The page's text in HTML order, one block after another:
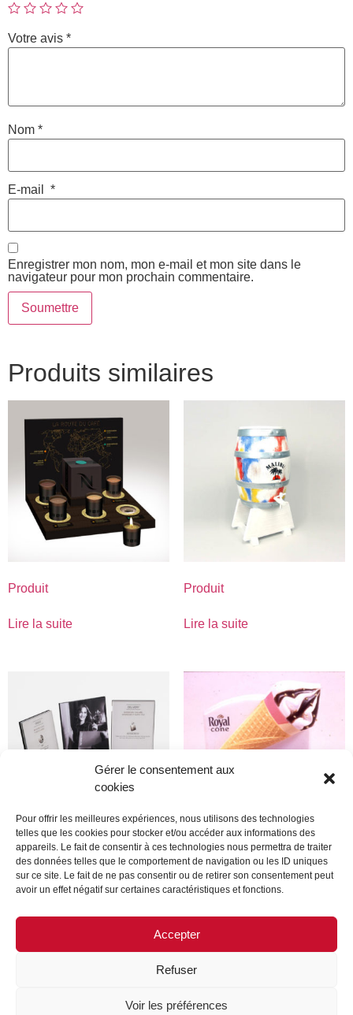
Gérer le consentement aux
cookies
Pour offrir les meilleures expériences, nous utilisons des technologies
telles que les cookies pour stocker et/ou accéder aux informations des
appareils. Le fait de consentir à ces technologies nous permettra de traiter
des données telles que le comportement de navigation ou les ID uniques
sur ce site. Le fait de ne pas consentir ou de retirer son consentement peut
avoir un effet négatif sur certaines caractéristiques et fonctions.
Accepter
Refuser
Voir les préférences
Votre avis *
Nom *
E-mail *
Enregistrer mon nom, mon e-mail et mon site dans le
navigateur pour mon prochain commentaire.
Produits similaires
Produit
Lire la suite
Produit
Lire la suite
Produit
Lire la suite
Produit
Lire la suite